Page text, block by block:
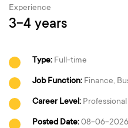
Experience
3-4 years
Type: Full-time
Job Function: Finance,
Career Level: Professional
Posted Date:08-06-2026